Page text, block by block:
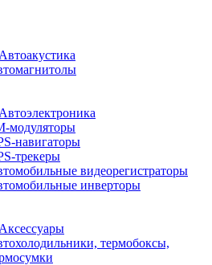
Автоакустика
Автоэлектроника
модуляторы
навигаторы
трекеры
видеорегистраторы
инверторы
Аксессуары
термобоксы,